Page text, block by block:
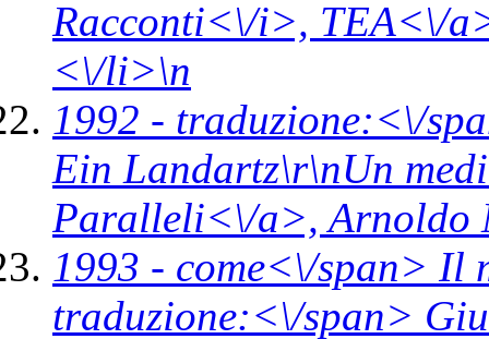
Racconti<\/i>, TEA<\/
<\/li>\n
1992 - traduzione:<\/
Ein Landartz\r\nUn
Paralleli<\/a>,Arnoldo
1993 - come<\/span> Il
traduzione:<\/span>